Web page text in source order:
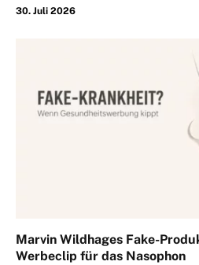
30. Juli 2026
Marvin Wildhages Fake-
Werbeclip für das Nasophon